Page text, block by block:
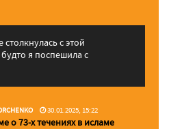
с этой
я поспешила с
30.01.2025, 15:22
о 73-х течениях в исламе